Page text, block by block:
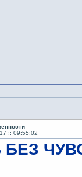
:: 09:55:02